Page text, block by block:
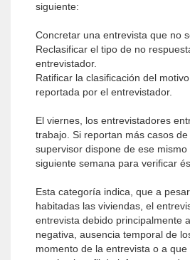
siguiente:
Concretar una entrevista que no
Reclasificar el tipo de no
entrevistador.
Ratificar la clasificación del
reportada por el entrevistador.
El viernes, los entrevistadores
trabajo. Si reportan más casos
supervisor dispone de ese
siguiente semana para verificar
Esta categoría indica, que a
habitadas las viviendas, el
entrevista debido principalmente
negativa, ausencia temporal de
momento de la entrevista o a